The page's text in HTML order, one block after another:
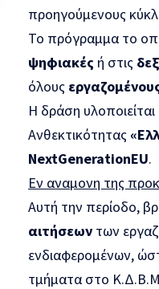
προηγούμενους
Το πρόγραμμα το
ψηφιακές ή στις
όλους
Η δράση
Ανθεκτικότητας
NextGenerationEU.
Εν αναμονη της
Αυτή την περίοδο,
αιτήσεων των
ενδιαφερομένων,
τμήματα στο